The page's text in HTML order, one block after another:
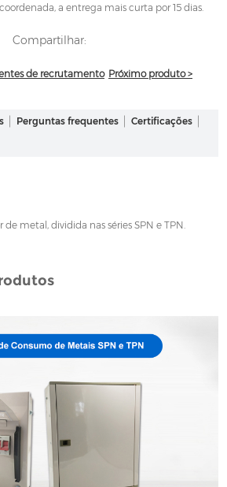
a entrega mais curta por 15 dias.
Compartilhar:
de recrutamento Próximo produto >
Perguntas frequentes
Certificações
metal, dividida nas séries SPN e TPN.